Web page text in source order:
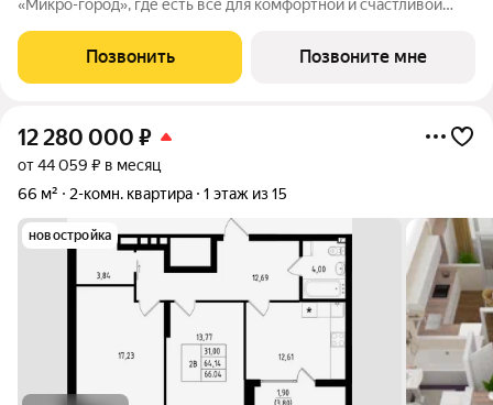
«Микро-город», где есть всё для комфортной и счастливой
части города, в 15 минутах от станции метро
"Авиастроительная", с разнообразием
Позвонить Позвоните мне
12 280 000 ₽
от 44 059 ₽ в месяц
66 м²
2-комн. квартира 1 этаж из 15
новостройка